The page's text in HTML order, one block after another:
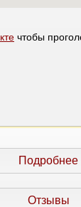
чтобы
Подробнее
Отзывы